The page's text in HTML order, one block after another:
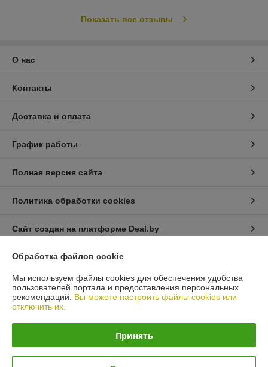
Показать все отзывы
О нас
Контакты
Доставка и оплата
График работы
Полная версия сайта
Политика обработки cookies
Сайт создан на платформе Deal.by
Юридическое лицо:Общество с ограниченной ответственностью
«Автопроект Плюс»
г. Минск, ул. Тимирязева, д.114-8
Регистрационный орган: Минским горисполкомом
Обработка файлов cookie
Мы используем файлы cookies для обеспечения удобства
пользователей портала и предоставления персональных
рекомендаций. Вы можете настроить файлы cookies или
отключить их.
Принять